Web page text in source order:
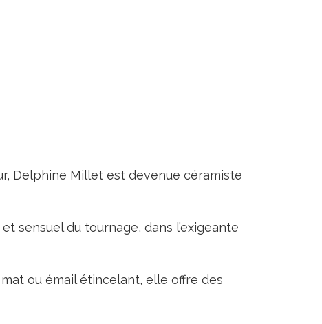
Delphine Millet est devenue céramiste
sensuel du tournage, dans l’exigeante
ou émail étincelant, elle offre des